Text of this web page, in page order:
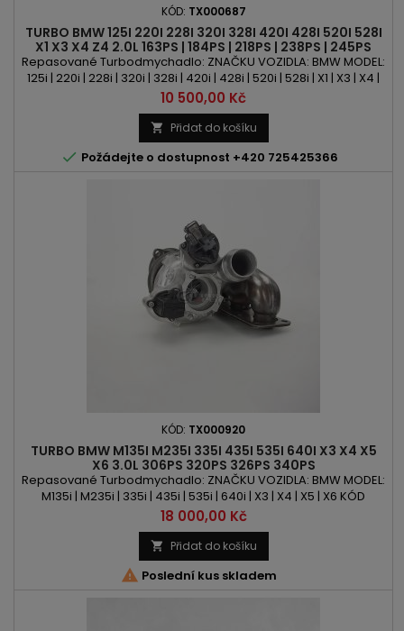
KÓD: TX000687
TURBO BMW 125I 220I 228I 320I 328I 420I 428I 520I 528I
X1 X3 X4 Z4 2.0L 163PS | 184PS | 218PS | 238PS | 245PS
Repasované Turbodmychadlo: ZNAČKU VOZIDLA: BMW MODEL:
125i | 220i | 228i | 320i | 328i | 420i | 428i | 520i | 528i | X1 | X3 | X4 |
Z4 KÓD MOTORU: N20 B20 A | N20 B20 B | N26 B20 A OBSAH:
1997ccm 2.0l VÝKON: 163PS/120kW | 184PS/135kW | 218PS/160kW
| 238PS/175kW | 245PS/180kW ROK VÝROBY: 2011 -
Cena
10 500,00 Kč
 Přidat do košíku
 Požádejte o dostupnost +420 725425366
KÓD: TX000920
TURBO BMW M135I M235I 335I 435I 535I 640I X3 X4 X5
X6 3.0L 306PS 320PS 326PS 340PS
Repasované Turbodmychadlo: ZNAČKU VOZIDLA: BMW MODEL:
M135i | M235i | 335i | 435i | 535i | 640i | X3 | X4 | X5 | X6 KÓD
MOTORU: N55 B30 A OBSAH: 2979ccm 3.0l VÝKON:
306PS/225kW | 320PS/235kW | 326PS/240kW | 340PS/250kW
ROK VÝROBY: 2010 -
Cena
18 000,00 Kč
 Přidat do košíku
 Poslední kus skladem